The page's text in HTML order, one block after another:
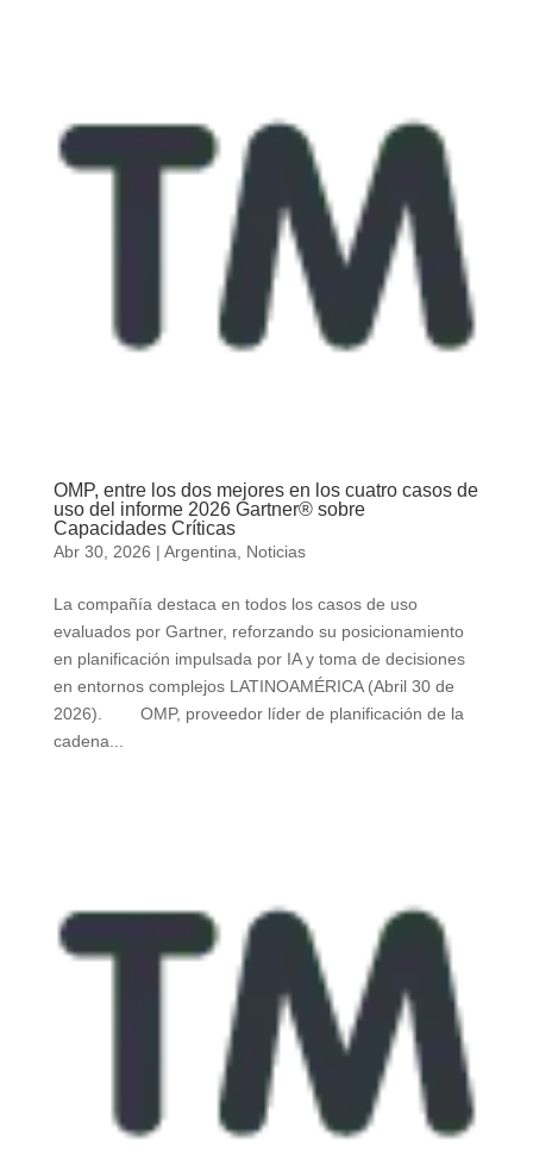
OMP, entre los dos mejores en los cuatro casos de
uso del informe 2026 Gartner® sobre
Capacidades Críticas
Abr 30, 2026 | Argentina Noticias
La compañía destaca en todos los casos de uso
evaluados por Gartner, reforzando su posicionamiento
en planificación impulsada por IA y toma de decisiones
en entornos complejos LATINOAMÉRICA (Abril 30 de
2026). OMP, proveedor líder de planificación de la
cadena...